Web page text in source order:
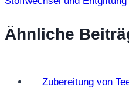
Ähnliche
Zubereitung von